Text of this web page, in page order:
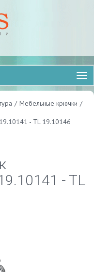
/ Мебельные крючки /
- TL 19.10146
- TL